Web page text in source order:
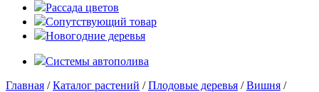
Рассада цветов
Сопутствующий товар
Новогодние деревья
Системы автополива
Главная /Каталог растений /Плодовые деревья /Вишня /